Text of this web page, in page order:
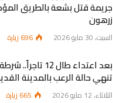
جريمة قتل بشعة بالطريق
زرهون
السبت، 30 مايو 2026 696 زيارة
بعد اعتداء طال 12
تنهي حالة الرعب بالمدينة
الثلاثاء، 12 مايو 2026 665 زيارة